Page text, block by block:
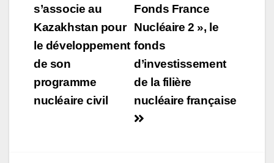
de
l’article
Fonds France
Nucléaire 2 », le
fonds
d’investissement
de la filière
nucléaire française
s’associe au
Kazakhstan pour
le développement
de son
programme
nucléaire civil